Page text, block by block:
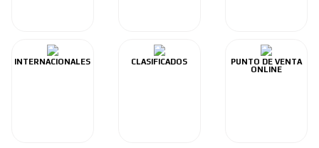
INTERNACIONALES CLASIFICADOS
PUNTO DE VENTA
ONLINE